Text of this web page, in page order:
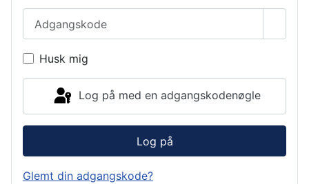
Husk mig
Log på med en adgangskodenøgle
Log på
Glemt din adgangskode?